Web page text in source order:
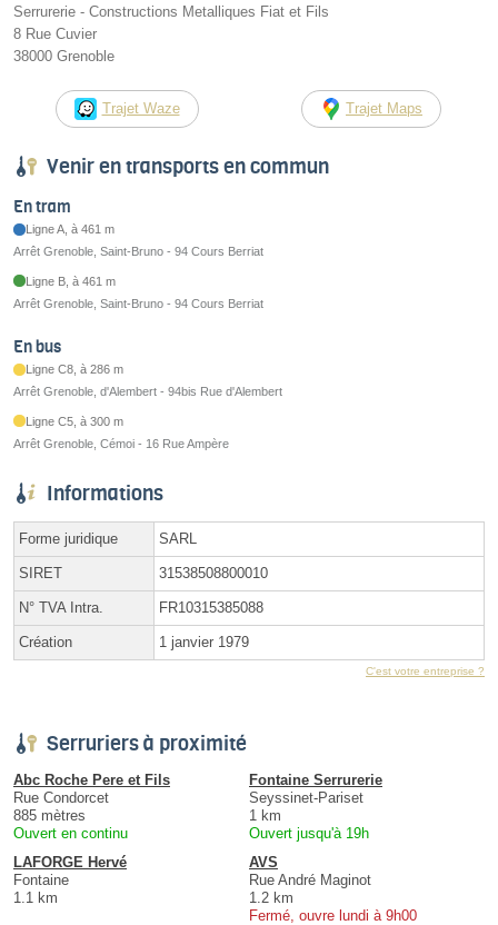
Serrurerie - Constructions Metalliques Fiat et Fils
8 Rue Cuvier
38000 Grenoble
Trajet Waze Trajet Maps
Venir en transports en commun
En tram
Ligne A, à 461 m
Arrêt Grenoble, Saint-Bruno - 94 Cours Berriat
Ligne B, à 461 m
Arrêt Grenoble, Saint-Bruno - 94 Cours Berriat
En bus
Ligne C8, à 286 m
Arrêt Grenoble, d'Alembert - 94bis Rue d'Alembert
Ligne C5, à 300 m
Arrêt Grenoble, Cémoi - 16 Rue Ampère
Informations
Forme juridique SARL
SIRET 31538508800010
N° TVA Intra. FR10315385088
Création 1 janvier 1979
C'est votre entreprise ?
Serruriers à proximité
Abc Roche Pere et Fils
Rue Condorcet
885 mètres
Ouvert en continu
Fontaine Serrurerie
Seyssinet-Pariset
1 km
Ouvert jusqu'à 19h
LAFORGE Hervé
Fontaine
1.1 km
AVS
Rue André Maginot
1.2 km
Fermé, ouvre lundi à 9h00